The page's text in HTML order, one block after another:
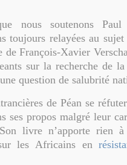
nous soutenons
toujours relayées au
de François-Xavier
sur la recherche de
question de salubrité
de Péan se
ses propos malgré leur
livre n’apporte rien
les Africains en